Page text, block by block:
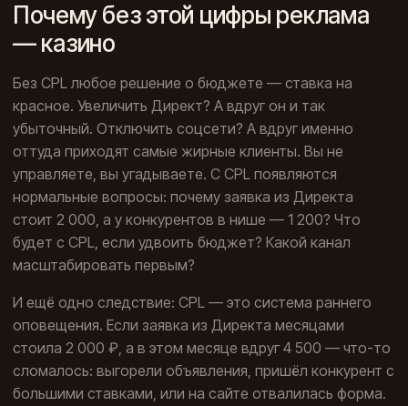
Почему без этой цифры реклама
— казино
Без CPL любое решение о бюджете — ставка на
красное. Увеличить Директ? А вдруг он и так
убыточный. Отключить соцсети? А вдруг именно
оттуда приходят самые жирные клиенты. Вы не
управляете, вы угадываете. С CPL появляются
нормальные вопросы: почему заявка из Директа
стоит 2 000, а у конкурентов в нише — 1 200? Что
будет с CPL, если удвоить бюджет? Какой канал
масштабировать первым?
И ещё одно следствие: CPL — это система раннего
оповещения. Если заявка из Директа месяцами
стоила 2 000 ₽, а в этом месяце вдруг 4 500 — что-то
сломалось: выгорели объявления, пришёл конкурент с
большими ставками, или на сайте отвалилась форма.